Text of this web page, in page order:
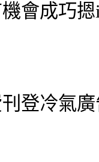
會成巧
登冷氣